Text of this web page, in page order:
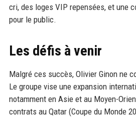
cri, des loges VIP repensées, et une
pour le public.
Les défis à venir
Malgré ces succès, Olivier Ginon ne
Le groupe vise une expansion
notamment en Asie et au Moyen-
contrats au Qatar (Coupe du Monde